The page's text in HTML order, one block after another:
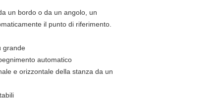
un bordo o da un angolo, un
il punto di riferimento.
grande
automatico
e orizzontale della stanza da un